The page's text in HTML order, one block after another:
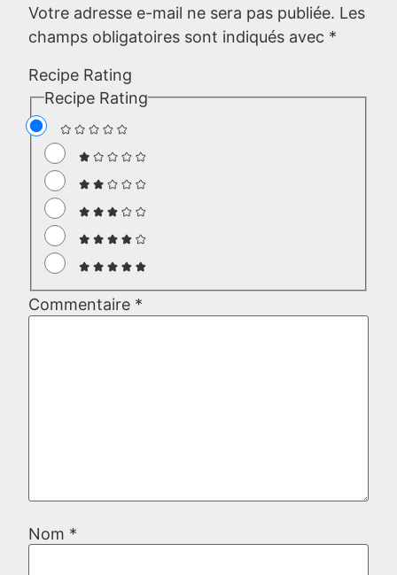
Votre adresse e-mail ne sera pas publiée. Les
champs obligatoires sont indiqués avec *
Recipe Rating
Recipe Rating
Commentaire *
Nom *